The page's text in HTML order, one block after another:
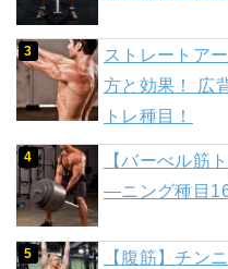
ストレートア
方と効果！ 広
トレ種目！
【バーべル筋
―ニング種目16
【腹筋】チン